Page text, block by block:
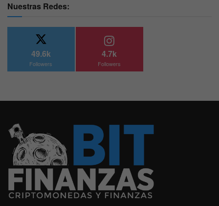
Nuestras Redes:
49.6k
Followers
4.7k
Followers